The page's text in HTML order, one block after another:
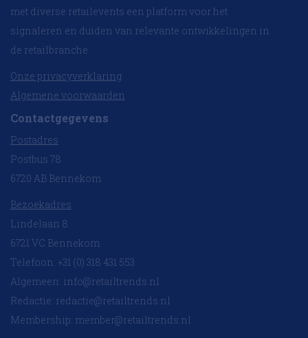
met diverse retailevents een platform voor het
signaleren en duiden van relevante ontwikkelingen in
de retailbranche.
Onze privacyverklaring
Algemene voorwaarden
Contactgegevens
Postadres
Postbus 78
6720 AB Bennekom
Bezoekadres
Lindelaan 8
6721 VC Bennekom
Telefoon: +31 (0) 318 431 553
Algemeen: info@retailtrends.nl
Redactie: redactie@retailtrends.nl
Membership: member@retailtrends.nl